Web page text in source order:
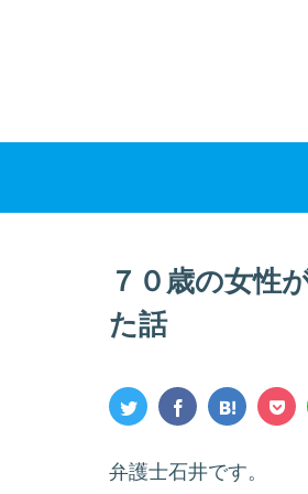
７０歳の女性
た話
弁護士石井です。